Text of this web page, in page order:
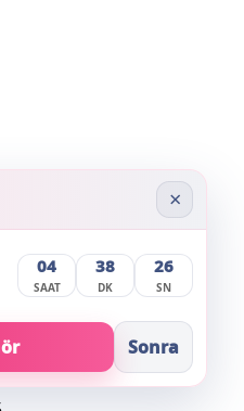
×
04
SAAT
38
DK
26
SN
Sonra